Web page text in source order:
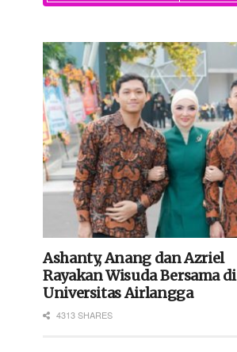
Ashanty, Anang dan Azriel
Rayakan Wisuda Bersama di
Universitas Airlangga
4313 SHARES